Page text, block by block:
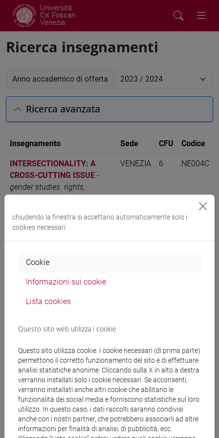
Università
Ca' Foscari
Venezia
Ricerca insegnamenti
Anno accademico di offerta
Ricerca avanzata
Insegnamento Sede CFU Codice
INTERSECTIONALITY: A
CROSS-CUTTING ISSUE -
gender studies. rights,
VENEZIA 6 NE004C
Ricerca insegnamenti
Ricerca aule
Ricerca sedi
Ricerca strutture
Ricerca pubblicazioni
Ricerca risorse bibliografiche
chiudendo la finestra si accettano automaticamente solo i
cookies necessari
Cookie
Informazioni sui cookie
Lista cookies
Questo sito web utilizza i cookie
Questo sito utilizza cookie. I cookie necessari (di prima parte)
permettono il corretto funzionamento del sito e di effettuare
analisi statistiche anonime. Cliccando sulla X in alto a destra
verranno installati solo i cookie necessari. Se acconsenti,
verranno installati anche altri cookie che abilitano le
funzionalità dei social media e forniscono statistiche sul loro
utilizzo. In questo caso, i dati raccolti saranno condivisi
anche con i nostri partner, che potrebbero associarli ad altre
informazioni per finalità di analisi, di pubblicità, ecc.